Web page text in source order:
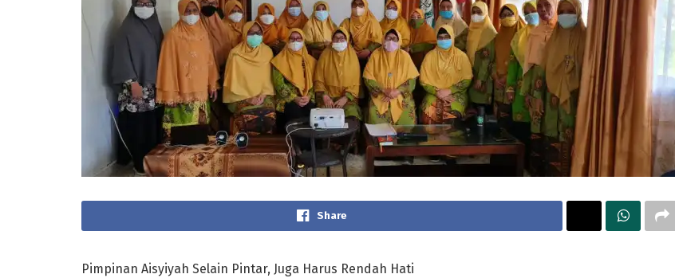
Share
Pimpinan Aisyiyah Selain Pintar, Juga Harus Rendah Hati